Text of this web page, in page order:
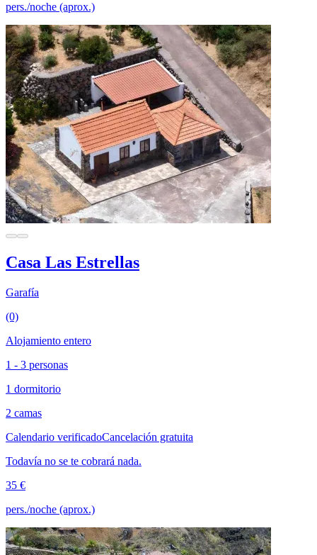
pers./noche (aprox.)
Casa Las Estrellas
Garafía
(0)
Alojamiento entero
1 - 3 personas
1 dormitorio
2 camas
Calendario verificadoCancelación gratuita
Todavía no se te cobrará nada.
35 €
pers./noche (aprox.)